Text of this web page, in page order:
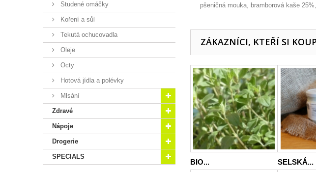
Studené omáčky
Koření a sůl
Tekutá ochucovadla
Oleje
Octy
Hotová jídla a polévky
Mlsání
Zdravé
Nápoje
Drogerie
SPECIALS
pšeničná mouka, bramborová kaše
ZÁKAZNÍCI, KTEŘÍ SI
BIO... SELSKÁ...